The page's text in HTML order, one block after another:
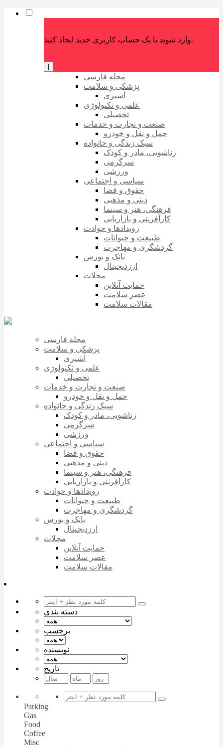
وارد شوید یا یک حساب کاربری جدید ایجاد کنید.
مجله فارسی
پزشکی و سلامت
آشپزی
علمی و تکنولوژی
تحصیلی
صنعت و تجارت و خدمات
حمل و نقل و خودرو
سبک زندگی و خانواده
زناشویی، مادر و کودک
سرگرمی
ورزشی
سیاسی و اجتماعی
حقوق و قضا
دینی و مذهبی
فرهنگی، هنر و سینما
کارآفرینی و بازاریابی
رویدادها و حوادث
طبیعت و حیوانات
گردشگری و مهاجرت
بانک و بورس
ارزدیجیتال
مجلات
حمایت آنلاین
عصر سلامت
مقالات سلامت
مجله فارسی
پزشکی و سلامت
آشپزی
علمی و تکنولوژی
تحصیلی
صنعت و تجارت و خدمات
حمل و نقل و خودرو
سبک زندگی و خانواده
زناشویی، مادر و کودک
سرگرمی
ورزشی
سیاسی و اجتماعی
حقوق و قضا
دینی و مذهبی
فرهنگی، هنر و سینما
کارآفرینی و بازاریابی
رویدادها و حوادث
طبیعت و حیوانات
گردشگری و مهاجرت
بانک و بورس
ارزدیجیتال
مجلات
حمایت آنلاین
عصر سلامت
مقالات سلامت
دسته بندی
برچسب
نویسنده
تاریخ
Parking
Gas
Food
Coffee
Misc